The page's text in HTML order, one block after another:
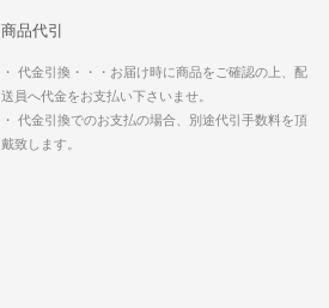
商品代引
・ 代金引換・・・お届け時に商品をご確認の上、配
送員へ代金をお支払い下さいませ。
・ 代金引換でのお支払の場合、別途代引手数料を頂
戴致します。